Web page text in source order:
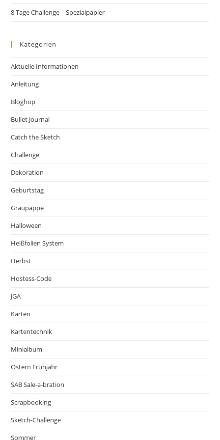
8 Tage Challenge – Spezialpapier
Kategorien
Aktuelle Informationen
Anleitung
Bloghop
Bullet Journal
Catch the Sketch
Challenge
Dekoration
Geburtstag
Graupappe
Halloween
Heißfolien System
Herbst
Hostess-Code
JGA
Karten
Kartentechnik
Minialbum
Ostern Frühjahr
SAB Sale-a-bration
Scrapbooking
Sketch-Challenge
Sommer